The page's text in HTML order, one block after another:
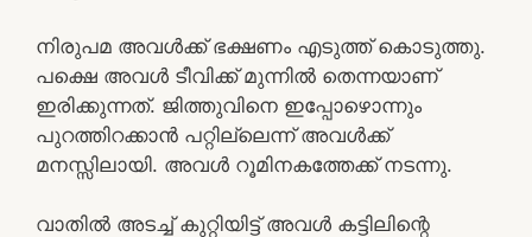
നിരുപമ അവൾക്ക് ഭക്ഷണം എടുത്ത് കൊടുത്തു.
പക്ഷെ അവൾ ടീവിക്ക് മുന്നിൽ തെന്നയാണ്
ഇരിക്കുന്നത്. ജിത്തുവിനെ ഇപ്പോഴൊന്നും
പുറത്തിറക്കാൻ പറ്റില്ലെന്ന് അവൾക്ക്
മനസ്സിലായി. അവൾ റൂമിനകത്തേക്ക് നടന്നു.
വാതിൽ അടച്ച് കുറ്റിയിട്ട് അവൾ കട്ടിലിന്റെ